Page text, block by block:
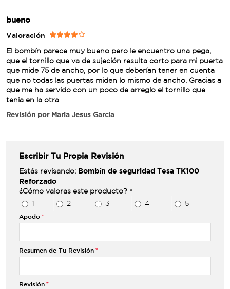
bueno
Valoración
El bombín parece muy bueno pero le encuentro una pega,
que el tornillo que va de sujeción resulta corto para mi puerta
que mide 75 de ancho, por lo que deberían tener en cuenta
que no todas las puertas miden lo mismo de ancho. Gracias a
que me ha servido con un poco de arreglo el tornillo que
tenia en la otra
Revisión por Maria Jesus Garcia
Escribir Tu Propia Revisión
Estás revisando: Bombín de seguridad Tesa TK100
Reforzado
¿Cómo valoras este producto? *
1 2 3 4 5
Apodo
Resumen de Tu Revisión
Revisión